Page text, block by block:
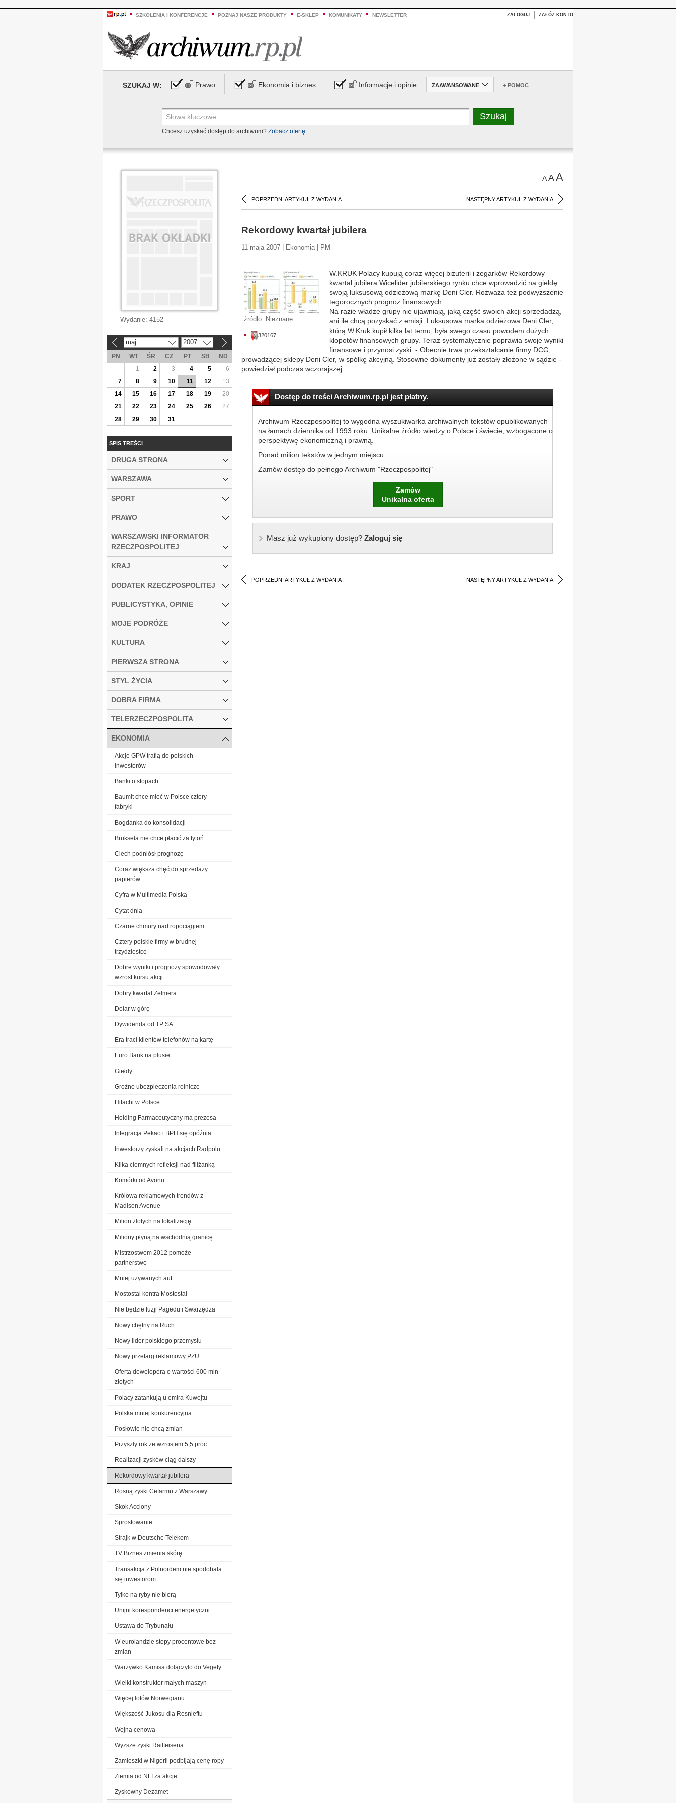
SZKOLENIA I KONFERENCJE POZNAJ NASZE PRODUKTY E-SKLEP KOMUNIKATY NEWSLETTER ZALOGUJ ZAŁÓŻ KONTO
SZUKAJ W: Prawo Ekonomia i biznes Informacje i opinie ZAAWANSOWANE + POMOC
Chcesz uzyskać dostęp do archiwum? Zobacz ofertę
AAA
POPRZEDNI ARTYKUŁ Z WYDANIA NASTĘPNY ARTYKUŁ Z WYDANIA
Rekordowy kwartał jubilera
11 maja 2007 | Ekonomia | PM
źródło: Nieznane
320167
W.KRUK Polacy kupują coraz więcej biżuterii i zegarków Rekordowy
kwartał jubilera Wicelider jubilerskiego rynku chce wprowadzić na giełdę
swoją luksusową odzieżową markę Deni Cler. Rozważa też podwyższenie
tegorocznych prognoz finansowych
Na razie władze grupy nie ujawniają, jaką część swoich akcji sprzedadzą,
ani ile chcą pozyskać z emisji. Luksusowa marka odzieżowa Deni Cler,
którą W.Kruk kupił kilka lat temu, była swego czasu powodem dużych
kłopotów finansowych grupy. Teraz systematycznie poprawia swoje wyniki
finansowe i przynosi zyski. - Obecnie trwa przekształcanie firmy DCG,
prowadzącej sklepy Deni Cler, w spółkę akcyjną. Stosowne dokumenty już zostały złożone w sądzie -
powiedział podczas wczorajszej...
Dostęp do treści Archiwum.rp.pl jest płatny.
Archiwum Rzeczpospolitej to wygodna wyszukiwarka archiwalnych tekstów opublikowanych
na łamach dziennika od 1993 roku. Unikalne źródło wiedzy o Polsce i świecie, wzbogacone o
perspektywę ekonomiczną i prawną.
Ponad milion tekstów w jednym miejscu.
Zamów dostęp do pełnego Archiwum "Rzeczpospolitej"
Zamów
Unikalna oferta
Masz już wykupiony dostęp?Zaloguj się
POPRZEDNI ARTYKUŁ Z WYDANIA NASTĘPNY ARTYKUŁ Z WYDANIA
Wydanie: 4152
maj 2007
PN WT ŚR CZ PT SB
ND
1
2 3 4 5
6
7
8 9 10 11 12
13
14
15 16 17 18 19
20
21
22 23 24 25 26
27
28
29 30 31
SPIS TREŚCI
DRUGA STRONA
WARSZAWA
SPORT
PRAWO
WARSZAWSKI INFORMATOR
RZECZPOSPOLITEJ
KRAJ
DODATEK RZECZPOSPOLITEJ
PUBLICYSTYKA, OPINIE
MOJE PODRÓŻE
KULTURA
PIERWSZA STRONA
STYL ŻYCIA
DOBRA FIRMA
TELERZECZPOSPOLITA
EKONOMIA
Akcje GPW trafią do polskich
inwestorów
Banki o stopach
Baumit chce mieć w Polsce cztery
fabryki
Bogdanka do konsolidacji
Bruksela nie chce płacić za tytoń
Ciech podniósł prognozę
Coraz większa chęć do sprzedaży
papierów
Cyfra w Multimedia Polska
Cytat dnia
Czarne chmury nad ropociągiem
Cztery polskie firmy w brudnej
trzydziestce
Dobre wyniki i prognozy spowodowały
wzrost kursu akcji
Dobry kwartał Zelmera
Dolar w górę
Dywidenda od TP SA
Era traci klientów telefonów na kartę
Euro Bank na plusie
Giełdy
Groźne ubezpieczenia rolnicze
Hitachi w Polsce
Holding Farmaceutyczny ma prezesa
Integracja Pekao i BPH się opóźnia
Inwestorzy zyskali na akcjach Radpolu
Kilka ciemnych refleksji nad filiżanką
Komórki od Avonu
Królowa reklamowych trendów z
Madison Avenue
Milion złotych na lokalizację
Miliony płyną na wschodnią granicę
Mistrzostwom 2012 pomoże
partnerstwo
Mniej używanych aut
Mostostal kontra Mostostal
Nie będzie fuzji Pagedu i Swarzędza
Nowy chętny na Ruch
Nowy lider polskiego przemysłu
Nowy przetarg reklamowy PZU
Oferta dewelopera o wartości 600 mln
złotych
Polacy zatankują u emira Kuwejtu
Polska mniej konkurencyjna
Posłowie nie chcą zmian
Przyszły rok ze wzrostem 5,5 proc.
Realizacji zysków ciąg dalszy
Rekordowy kwartał jubilera
Rosną zyski Cefarmu z Warszawy
Skok Acciony
Sprostowanie
Strajk w Deutsche Telekom
TV Biznes zmienia skórę
Transakcja z Polnordem nie spodobała
się inwestorom
Tylko na ryby nie biorą
Unijni korespondenci energetyczni
Ustawa do Trybunału
W eurolandzie stopy procentowe bez
zmian
Warzywko Kamisa dołączyło do Vegety
Wielki konstruktor małych maszyn
Więcej lotów Norwegianu
Większość Jukosu dla Rosnieftu
Wojna cenowa
Wyższe zyski Raiffeisena
Zamieszki w Nigerii podbijają cenę ropy
Ziemia od NFI za akcje
Zyskowny Dezamet